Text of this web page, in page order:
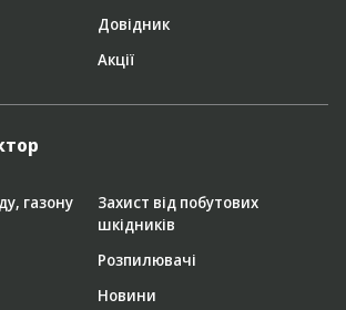
Довідник
Акції
газону
Захист від побутових
шкідників
Розпилювачі
Новини